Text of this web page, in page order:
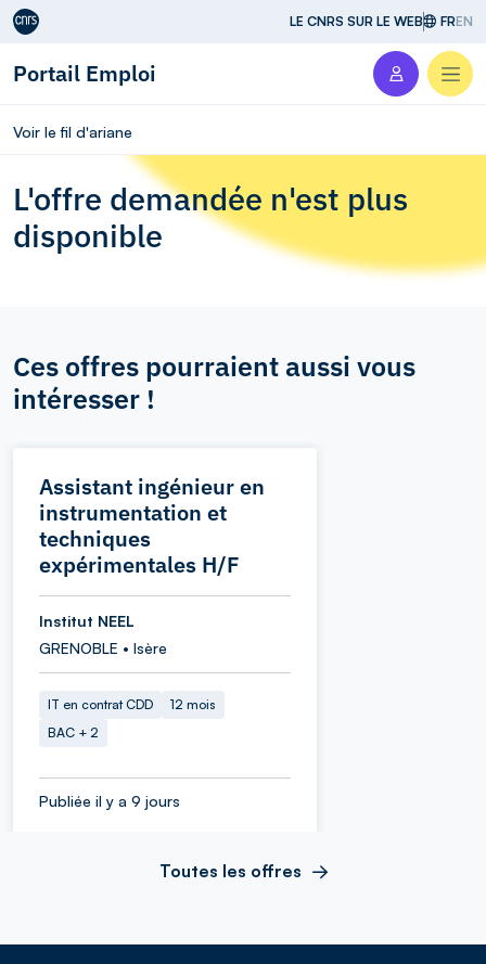
Aller au contenu LE CNRS SUR LE WEB FREN
Portail Emploi
Voir le fil d'ariane
L'offre demandée n'est plus
disponible
Ces offres pourraient aussi vous
intéresser !
Assistant ingénieur en
instrumentation et
techniques
expérimentales H/F
Institut NEEL
GRENOBLE • Isère
IT en contrat CDD
12 mois
BAC + 2
Publiée il y a 9 jours
Toutes les offres